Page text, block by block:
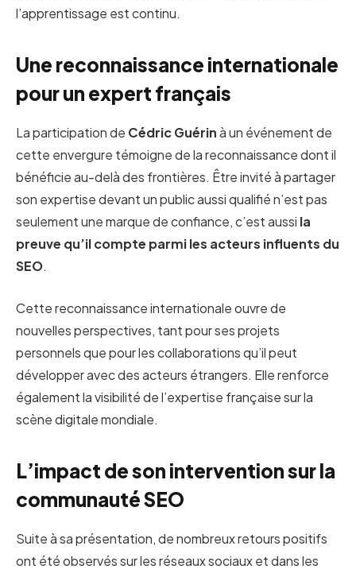
l’apprentissage est continu.
Une reconnaissance internationale
pour un expert français
La participation de Cédric Guérinà un événement de
cette envergure témoigne de la reconnaissance dont il
bénéficie au-delà des frontières. Être invité à partager
son expertise devant un public aussi qualifié n’est pas
seulement une marque de confiance, c’est aussi la
preuve qu’il compte parmi les acteurs influents du
SEO.
Cette reconnaissance internationale ouvre de
nouvelles perspectives, tant pour ses projets
personnels que pour les collaborations qu’il peut
développer avec des acteurs étrangers. Elle renforce
également la visibilité de l’expertise française sur la
scène digitale mondiale.
L’impact de son intervention sur la
communauté SEO
Suite à sa présentation, de nombreux retours positifs
ont été observés sur les réseaux sociaux et dans les